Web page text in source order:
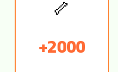
🦴
2000+